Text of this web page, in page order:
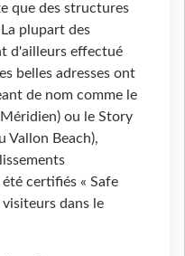
que des structures
plupart des
d'ailleurs effectué
belles adresses ont
de nom comme le
Méridien) ou le Story
Vallon Beach),
certifiés « Safe
dans le